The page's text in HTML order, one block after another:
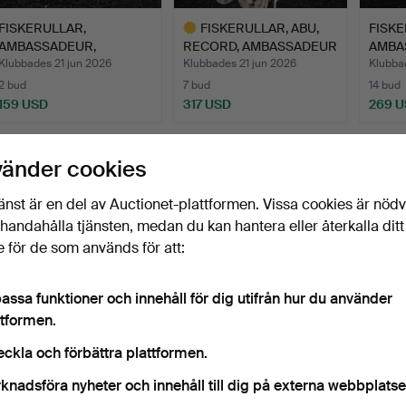
FISKERULLAR,
RECORD, EXPERT, …
Klubbades 21 jun 2026
bud
USD
FISKERULLAR, ABU,
RECORD, AMBASSADEUR
1800…
Klubbades 21 jun 2026
7 bud
317 USD
1900
14 bud
269
"Record
3000", modell C, AB Ur…
9 nov 2025
bud
Klubbades 30 aug 2025
1 bud
4 bud
cookies
är en del av Auctionet-plattformen. Vissa cookies är
tjänsten, medan du kan hantera eller återkalla ditt
för de som används för att:
funktioner och innehåll för dig utifrån hur du använder
och förbättra plattformen.
nyheter och innehåll till dig på externa